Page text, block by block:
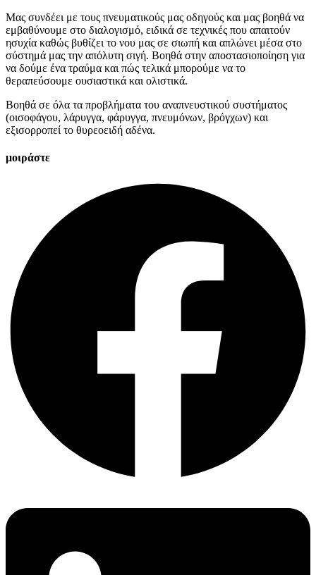
Μας συνδέει με τους πνευματικούς μας οδηγούς και μας βοηθά να
εμβαθύνουμε στο διαλογισμό, ειδικά σε τεχνικές που απαιτούν
ησυχία καθώς βυθίζει το νου μας σε σιωπή και απλώνει μέσα στο
σύστημά μας την απόλυτη σιγή. Βοηθά στην αποστασιοποίηση για
να δούμε ένα τραύμα και πώς τελικά μπορούμε να το
θεραπεύσουμε ουσιαστικά και ολιστικά.
Βοηθά σε όλα τα προβλήματα του αναπνευστικού συστήματος
(οισοφάγου, λάρυγγα, φάρυγγα, πνευμόνων, βρόγχων) και
εξισορροπεί το θυρεοειδή αδένα.
μοιράστε